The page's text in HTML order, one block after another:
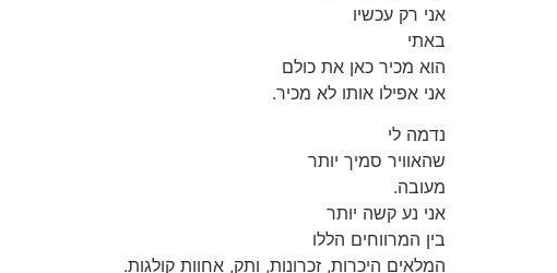
אני רק עכשיו
באתי
הוא מכיר כאן את כולם
אני אפילו אותו לא מכיר.
נדמה לי
שהאוויר סמיך יותר
מעובה.
אני נע קשה יותר
בין המרווחים הללו
המלאים היכרות, זכרונות, ותק, אחוות קולגות.